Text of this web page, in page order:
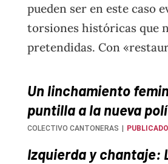
pueden ser en este caso
torsiones históricas que
pretendidas. Con
Un linchamiento
puntilla a la nueva
COLECTIVO CANTONERAS
Izquierda y chantaje: